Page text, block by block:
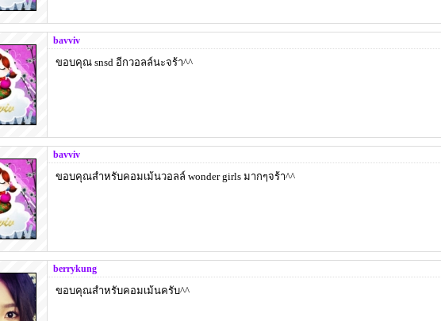
bavviv
ขอบคุณ snsd อีกวอลล์นะจร้า^^
bavviv
ขอบคุณสำหรับคอมเม้นวอลล์ wonder girls มากๆจร้า^^
berrykung
ขอบคุณสำหรับคอมเม้นครับ^^